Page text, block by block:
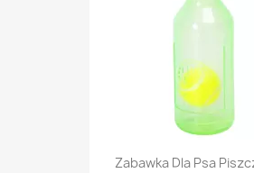
Zabawka Dla Psa